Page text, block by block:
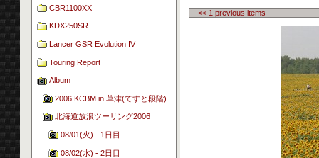
CBR1100XX
KDX250SR
Lancer GSR Evolution IV
Touring Report
Album
2006 KCBM in 草津(てすと段階)
北海道放浪ツーリング2006
08/01(火) - 1日目
08/02(水) - 2日目
<< 1 previous items